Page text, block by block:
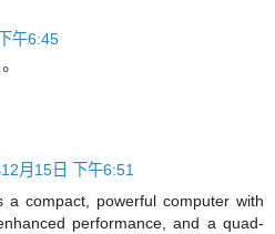
午6:45
月15日 下午6:51
a compact, powerful computer with
performance, and a quad-